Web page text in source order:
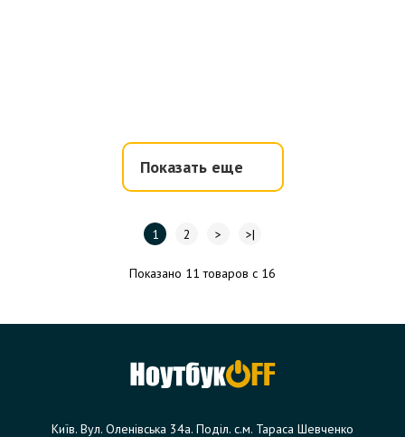
Показать еще
1 2 > >|
Показано 11 товаров с 16
Київ. Вул. Оленівська 34а. Поділ. с.м. Тараса Шевченко